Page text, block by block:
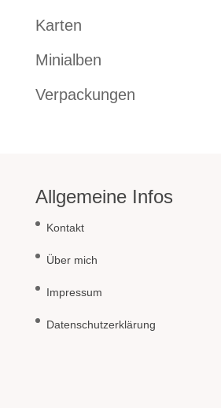
Karten
Minialben
Verpackungen
Allgemeine Infos
Kontakt
Über mich
Impressum
Datenschutzerklärung